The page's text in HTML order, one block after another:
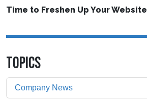
Time to Freshen Up Your Website
TOPICS
Company News